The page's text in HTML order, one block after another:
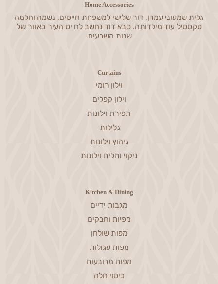
Home Accessories
גלית שמעוני עמרן, דור שלישי למשפחת חייטים, נשמה וחלמה
טקסטיל עוד מילדותה. סבא דוד נחשב לחייט העיר באזור של
שנות השבעים.
Curtains
וילון רומי
וילון קפלים
תפירת וילונות
גלילות
גיהוץ וילונות
ניקוי ותלית וילונות
Kitchen & Dining
מגבות ידיים
מפיות וחבקים
מפות שולחן
מפות עגולות
מפות מרובעות
כיסוי חלה